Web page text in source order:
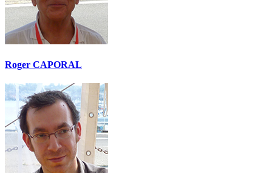
Roger CAPORAL